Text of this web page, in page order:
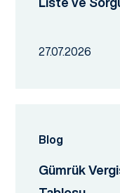
27.07.2026
Blog
Gümrük